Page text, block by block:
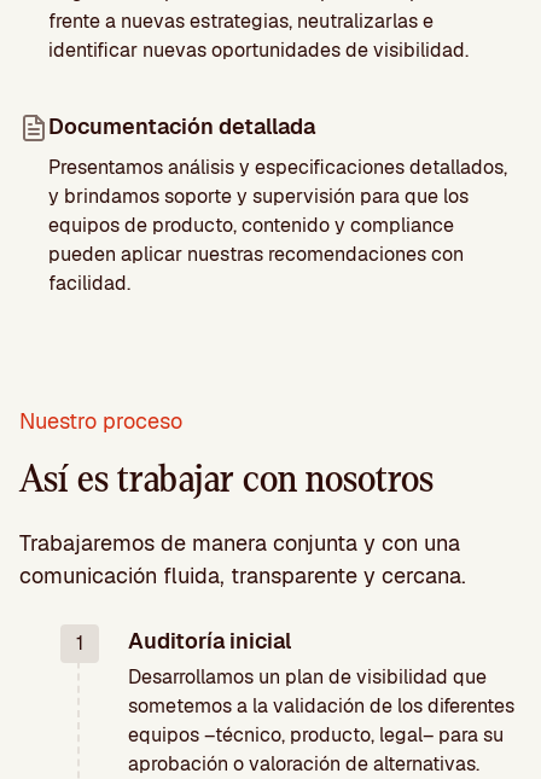
frente a nuevas estrategias, neutralizarlas e
identificar nuevas oportunidades de visibilidad.
Documentación detallada
Presentamos análisis y especificaciones detallados,
y brindamos soporte y supervisión para que los
equipos de producto, contenido y compliance
pueden aplicar nuestras recomendaciones con
facilidad.
Nuestro proceso
Así es trabajar con nosotros
Trabajaremos de manera conjunta y con una
comunicación fluida, transparente y cercana.
1 Auditoría inicial
Desarrollamos un plan de visibilidad que
sometemos a la validación de los diferentes
equipos –técnico, producto, legal– para su
aprobación o valoración de alternativas.